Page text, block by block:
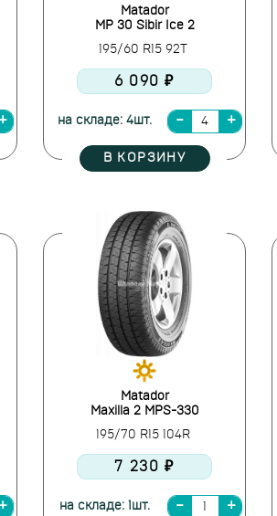
Matador
MP 30 Sibir Ice 2
195/60 R15 92T
6 090 ₽
на складе: 4шт.
В КОРЗИНУ
Matador
Maxilla 2 MPS-330
195/70 R15 104R
7 230 ₽
на складе: 1шт.